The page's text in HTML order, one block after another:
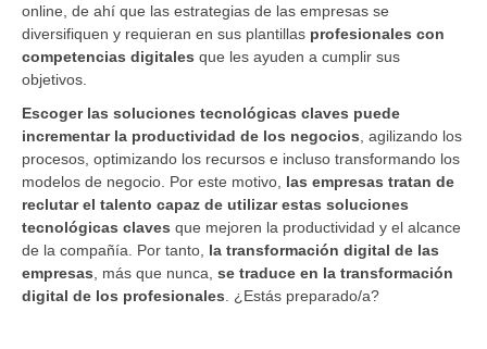
online, de ahí que las estrategias de las empresas se
diversifiquen y requieran en sus plantillas profesionales con
competencias digitales que les ayuden a cumplir sus
objetivos.
Escoger las soluciones tecnológicas claves puede
incrementar la productividad de los negocios , agilizando los
procesos, optimizando los recursos e incluso transformando los
modelos de negocio. Por este motivo, las empresas tratan de
reclutar el talento capaz de utilizar estas soluciones
tecnológicas claves que mejoren la productividad y el alcance
de la compañía. Por tanto, la transformación digital de las
empresas , más que nunca, se traduce en la transformación
digital de los profesionales . ¿Estás preparado/a?